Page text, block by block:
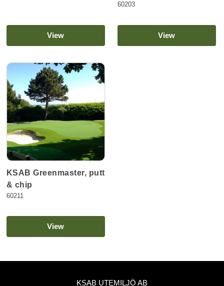
View
60203
View
KSAB Greenmaster, putt
& chip
60211
View
KSAB UTEMILJÖ AB